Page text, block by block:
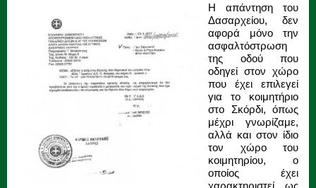
Η απάντηση του
Δασαρχείου, δεν
αφορά μόνο την
ασφαλτόστρωση
της οδού που
οδηγεί στον χώρο
που έχει επιλεγεί
για το κοιμητήριο
στο Σκόρδι, όπως
μέχρι γνωρίζαμε,
αλλά και στον ίδιο
τον χώρο του
κοιμητηρίου, ο
οποίος έχει
χαρακτηριστεί ως